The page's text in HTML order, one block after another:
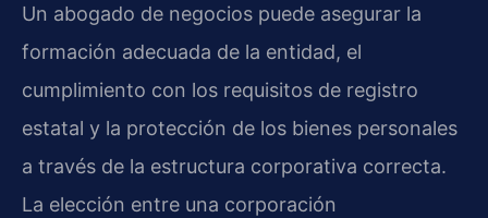
Un abogado de negocios puede asegurar la
formación adecuada de la entidad, el
cumplimiento con los requisitos de registro
estatal y la protección de los bienes personales
a través de la estructura corporativa correcta.
La elección entre una corporación